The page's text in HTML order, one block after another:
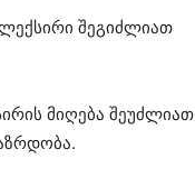
შეგიძლიათ
მიღება შეუძლიათ